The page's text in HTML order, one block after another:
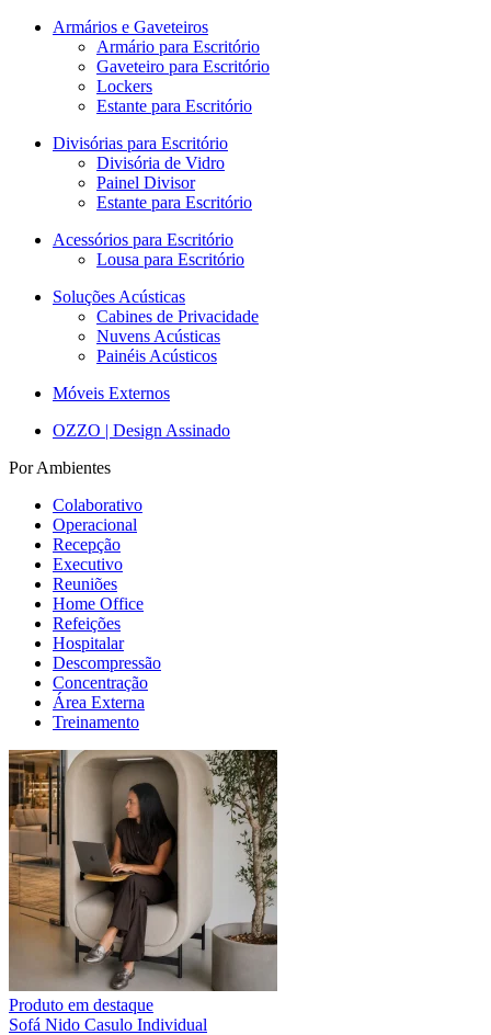
Armários e Gaveteiros
Armário para Escritório
Gaveteiro para Escritório
Lockers
Estante para Escritório
Divisórias para Escritório
Divisória de Vidro
Painel Divisor
Estante para Escritório
Acessórios para Escritório
Lousa para Escritório
Soluções Acústicas
Cabines de Privacidade
Nuvens Acústicas
Painéis Acústicos
Móveis Externos
OZZO | Design Assinado
Por Ambientes
Colaborativo
Operacional
Recepção
Executivo
Reuniões
Home Office
Refeições
Hospitalar
Descompressão
Concentração
Área Externa
Treinamento
Produto em destaque
Sofá Nido Casulo Individual